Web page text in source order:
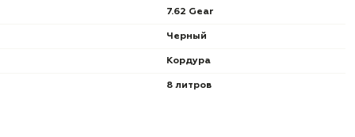
7.62 Gear
Черный
Кордура
8 литров